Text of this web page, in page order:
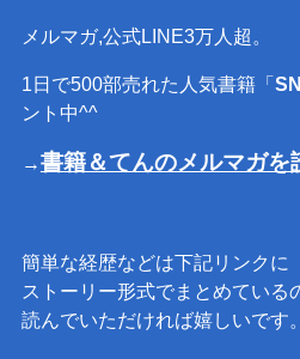
メルマガ,公式LINE3万人超。
1日で500部売れた人気書籍「
ント中^^
→書籍＆てんのメルマガを
簡単な経歴などは下記リンクに
ストーリー形式でまとめている
読んでいただければ嬉しいです。